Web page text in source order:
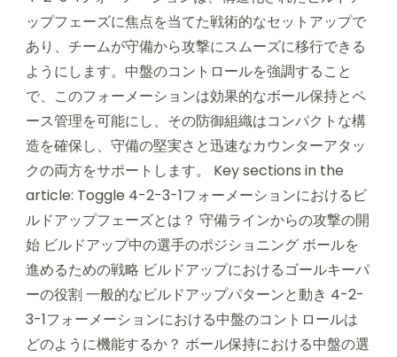
ップフェーズに焦点を当てた戦術的なセットアップで
あり、チームが守備から攻撃にスムーズに移行できる
ようにします。中盤のコントロールを強調すること
で、このフォーメーションは効果的なボール保持とペ
ース管理を可能にし、その防御組織はコンパクトな構
造を確保し、守備の堅実さと迅速なカウンターアタッ
クの両方をサポートします。 Key sections in the
article: Toggle 4-2-3-1フォーメーションにおけるビ
ルドアップフェーズとは？ 守備ラインからの攻撃の開
始 ビルドアップ中の選手のポジショニング ボールを
進めるための戦略 ビルドアップにおけるゴールキーパ
ーの役割 一般的なビルドアップパターンと動き 4-2-
3-1フォーメーションにおける中盤のコントロールは
どのように機能するか？ ボール保持における中盤の選